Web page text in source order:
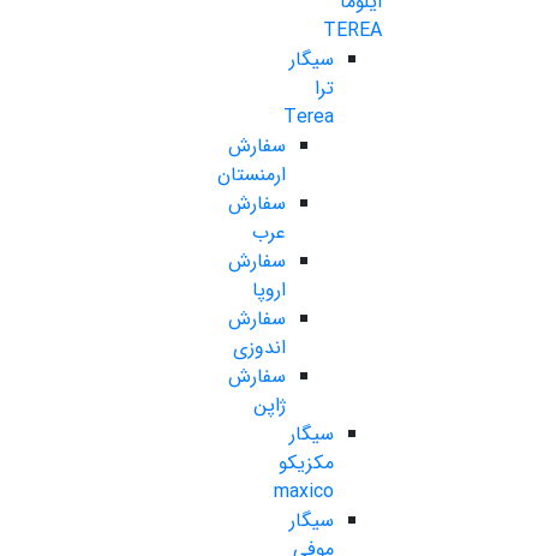
TEREA
سیگار
ترا
Terea
سفارش
ارمنستان
سفارش
عرب
سفارش
اروپا
سفارش
اندوزی
سفارش
ژاپن
سیگار
مکزیکو
maxico
سیگار
موفی